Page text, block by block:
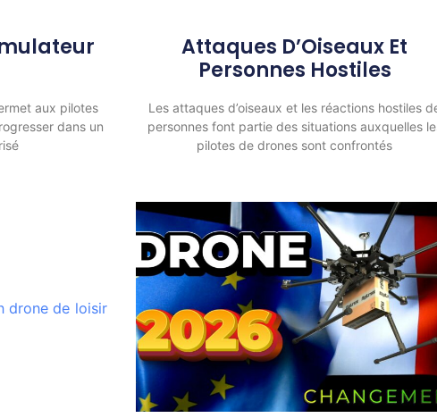
aux pilotes
dans un
Attaques D’Oiseaux Et
Personnes Hostiles
Les attaques d’oiseaux et les réactions hostiles
personnes font partie des situations auxquelles
pilotes de drones sont confrontés